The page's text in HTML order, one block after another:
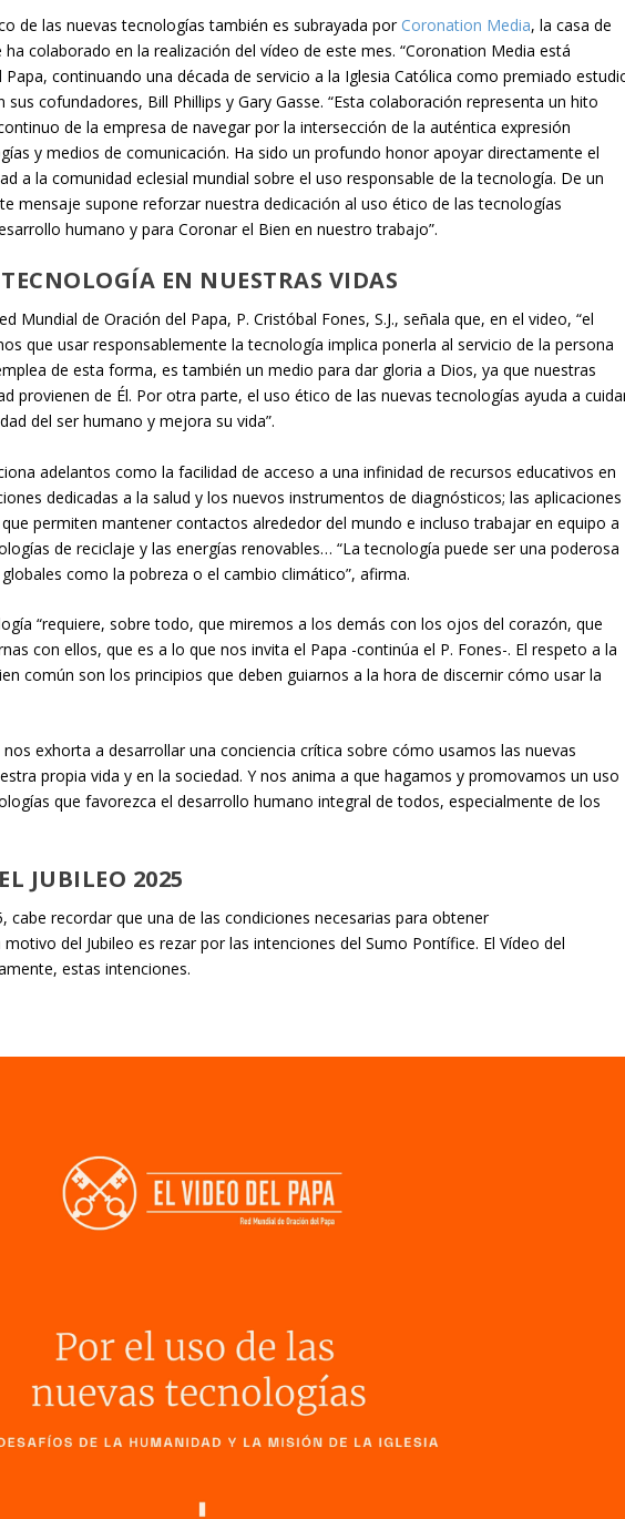
de las nuevas tecnologías también es subrayada por Coronation Media, la casa de
colaborado en la realización del vídeo de este mes. “Coronation Media está
Papa, continuando una década de servicio a la Iglesia Católica como premiado
sus cofundadores, Bill Phillips y Gary Gasse. “Esta colaboración representa un hito
de la empresa de navegar por la intersección de la auténtica expresión
y medios de comunicación. Ha sido un profundo honor apoyar directamente el
a la comunidad eclesial mundial sobre el uso responsable de la tecnología. De un
mensaje supone reforzar nuestra dedicación al uso ético de las tecnologías
humano y paraCoronar el Bien en nuestro trabajo”.
EN NUESTRAS VIDAS
Mundial de Oración del Papa, P. Cristóbal Fones, S.J., señala que, en el video, “el
que usar responsablemente la tecnología implica ponerla al servicio de la persona
de esta forma, es también un medio para dar gloria a Dios, ya que nuestras
provienen de Él. Por otra parte, el uso ético de las nuevas tecnologías ayuda a
del ser humano y mejora su vida”.
adelantos como la facilidad de acceso a una infinidad de recursos educativos en
dedicadas a la salud y los nuevos instrumentos de diagnósticos; las aplicaciones
permiten mantener contactos alrededor del mundo e incluso trabajar en equipo a
de reciclaje y las energías renovables… “La tecnología puede ser una poderosa
como la pobreza o el cambio climático”, afirma.
“requiere, sobre todo, que miremos a los demás con los ojos del corazón, que
con ellos, que es a lo que nos invita el Papa -continúa el P. Fones-. El respeto a la
común son los principios que deben guiarnos a la hora de discernir cómo usar la
nos exhorta a desarrollar una conciencia crítica sobre cómo usamos las nuevas
propia vida y en la sociedad. Y nos anima a que hagamos y promovamos un uso
que favorezca el desarrollo humano integral de todos, especialmente de los
JUBILEO 2025
, cabe recordar que una de las condiciones necesarias para obtener
motivo del Jubileo esrezar por las intenciones del Sumo Pontífice. El Vídeo del
estas intenciones.